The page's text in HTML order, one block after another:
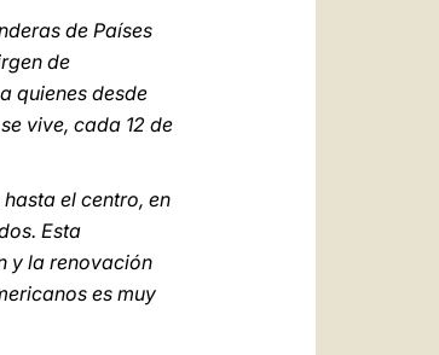
de Países
de
quienes desde
vive, cada 12 de
el centro, en
Esta
y la renovación
es muy